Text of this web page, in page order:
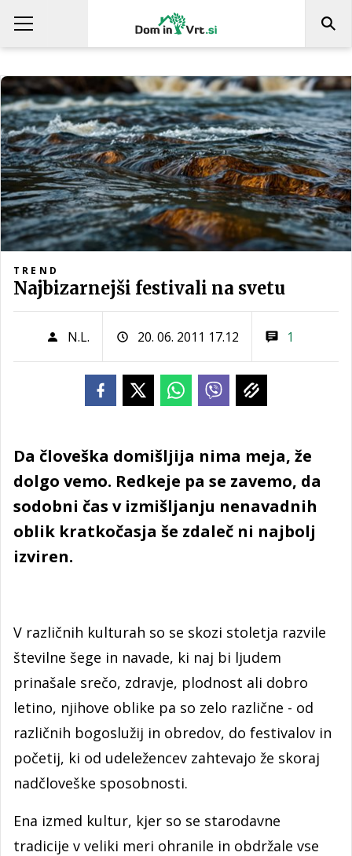
TREND
Najbizarnejši festivali na svetu
N.L. 20. 06. 2011 17.12 1
Da človeška domišljija nima meja, že
dolgo vemo. Redkeje pa se zavemo, da
sodobni čas v izmišljanju nenavadnih
oblik kratkočasja še zdaleč ni najbolj
izviren.
V različnih kulturah so se skozi stoletja razvile
številne šege in navade, ki naj bi ljudem
prinašale srečo, zdravje, plodnost ali dobro
letino, njihove oblike pa so zelo različne - od
različnih bogoslužij in obredov, do festivalov in
početij, ki od udeležencev zahtevajo že skoraj
nadčloveške sposobnosti.
Ena izmed kultur, kjer so se starodavne
tradicije v veliki meri ohranile in obdržale vse